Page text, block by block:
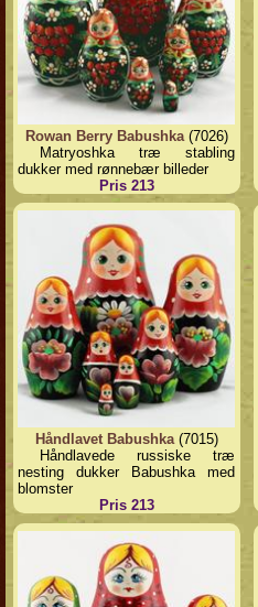
Rowan Berry Babushka(7026)
Matryoshka træ stabling
dukker med rønnebær billeder
Pris 213
Håndlavet Babushka(7015)
Håndlavede russiske træ
nesting dukker Babushka med
blomster
Pris 213